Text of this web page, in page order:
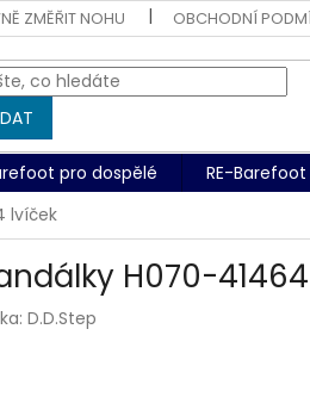
ZMĚŘIT NOHU OBCHODNÍ
pro dospělé RE-Barefoot
lvíček
H070-
D.D.Step